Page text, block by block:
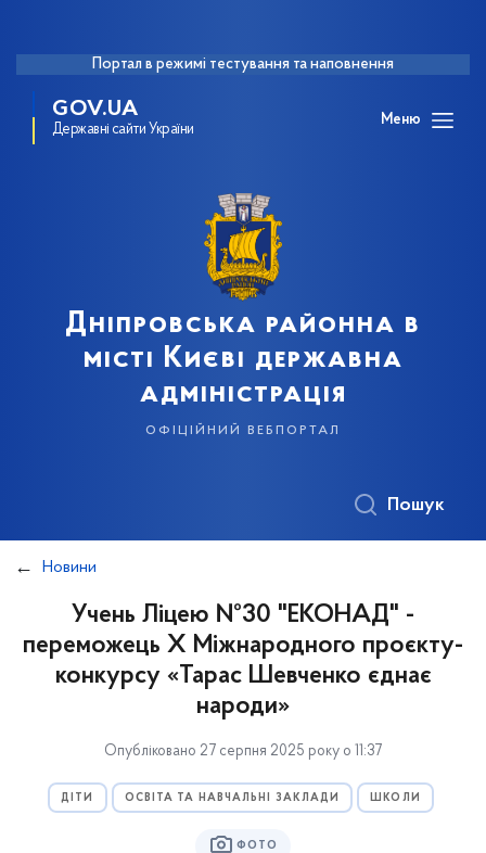
Портал в режимі тестування та наповнення
GOV.UA
Державні сайти України
Меню
Дніпровська районна в
місті Києві державна
адміністрація
офіційний вебпортал
Пошук
Новини
Учень Ліцею №30 "ЕКОНАД" -
переможець Х Міжнародного проєкту-
конкурсу «Тарас Шевченко єднає
народи»
Опубліковано 27 серпня 2025 року о 11:37
ДІТИ ОСВІТА ТА НАВЧАЛЬНІ ЗАКЛАДИ ШКОЛИ
ФОТО